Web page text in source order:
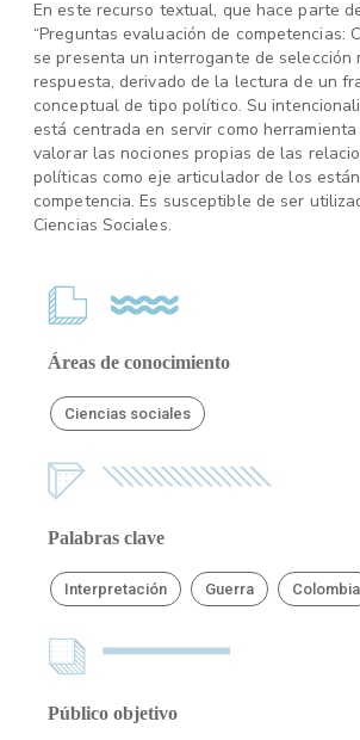
En este recurso textual, que hace parte
“Preguntas evaluación de competencias:
se presenta un interrogante de selección
respuesta, derivado de la lectura de un
conceptual de tipo político. Su
está centrada en servir como
valorar las nociones propias de las
políticas como eje articulador de los
competencia. Es susceptible de ser
Ciencias Sociales.
Áreas de conocimiento
Ciencias sociales
Palabras clave
Interpretación Guerra Colombia
Público objetivo